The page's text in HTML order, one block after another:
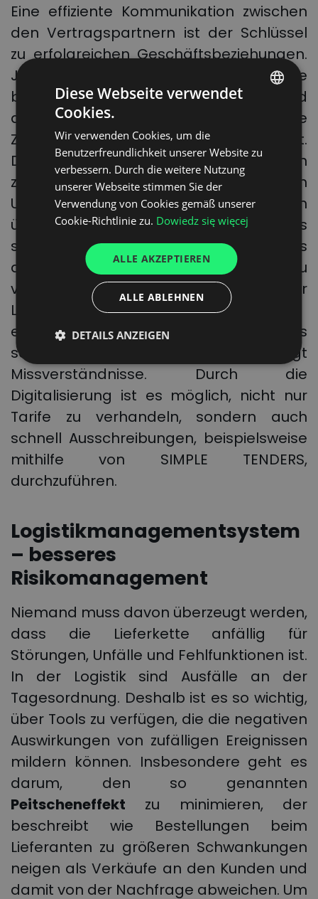
Eine effiziente Kommunikation zwischen
den Vertragspartnern ist der Schlüssel
zu erfolgreichen Geschäftsbeziehungen.
Je weniger Missverständnisse und je
besser der Kontakt, desto größer sind
die Chancen auf gegenseitige
Zufriedenheit und gute Zusammenarbeit.
Das Gleiche gilt für die Kommunikation
zwischen den einzelnen Abteilungen im
Unternehmen, die leider oft zu wünschen
übrig lässt. Um den Informationsfluss
sowohl innerhalb des Unternehmens als
auch mit externen Auftragnehmern zu
verbessern, ist die Einführung digitaler
Logistikmanagementsysteme
empfehlenswert. Der zentrale Datenfluss
sorgt für Transparenz und beseitigt
Missverständnisse. Durch die
Digitalisierung ist es möglich, nicht nur
Tarife zu verhandeln, sondern auch
schnell Ausschreibungen, beispielsweise
mithilfe von SIMPLE TENDERS,
durchzuführen.
Logistikmanagementsystem
– besseres
Risikomanagement
Niemand muss davon überzeugt werden,
dass die Lieferkette anfällig für
Störungen, Unfälle und Fehlfunktionen ist.
In der Logistik sind Ausfälle an der
Tagesordnung. Deshalb ist es so wichtig,
über Tools zu verfügen, die die negativen
Auswirkungen von zufälligen Ereignissen
mildern können. Insbesondere geht es
darum, den so genannten
Peitscheneffekt zu minimieren, der
beschreibt wie Bestellungen beim
Lieferanten zu größeren Schwankungen
neigen als Verkäufe an den Kunden und
damit von der Nachfrage abweichen. Um
SPANISH
FRENCH
Diese Webseite verwendet
Cookies.
Wir verwenden Cookies, um die
Benutzerfreundlichkeit unserer Website zu
verbessern. Durch die weitere Nutzung
unserer Webseite stimmen Sie der
Verwendung von Cookies gemäß unserer
Cookie-Richtlinie zu. Dowiedz się więcej
ALLE AKZEPTIEREN
ALLE ABLEHNEN
DETAILS ANZEIGEN